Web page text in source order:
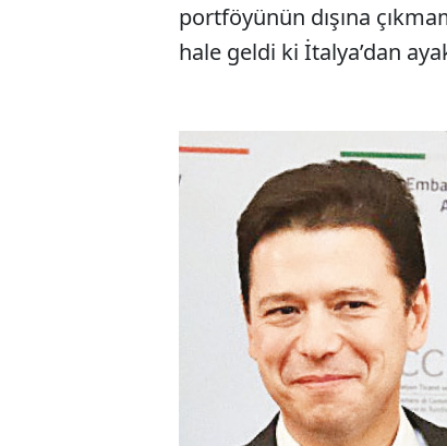
portföyünün dışına
hale geldi ki İtalya’dan